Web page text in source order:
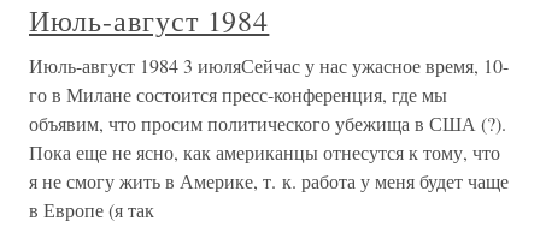
Июль-август 1984
Июль-август 1984 3 июляСейчас у нас ужасное время, 10-
го в Милане состоится пресс-конференция, где мы
объявим, что просим политического убежища в США (?).
Пока еще не ясно, как американцы отнесутся к тому, что
я не смогу жить в Америке, т. к. работа у меня будет чаще
в Европе (я так